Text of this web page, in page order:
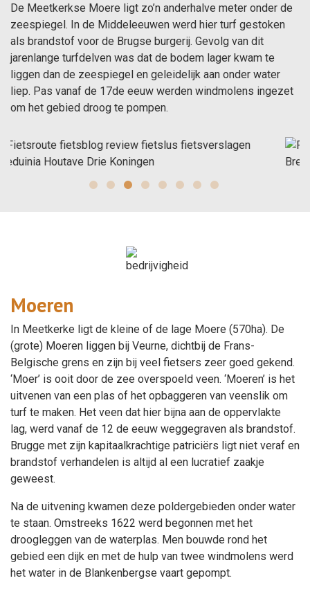
De Meetkerkse Moere ligt zo’n anderhalve meter onder de
zeespiegel. In de Middeleeuwen werd hier turf gestoken
als brandstof voor de Brugse burgerij. Gevolg van dit
jarenlange turfdelven was dat de bodem lager kwam te
liggen dan de zeespiegel en geleidelijk aan onder water
liep. Pas vanaf de 17de eeuw werden windmolens ingezet
om het gebied droog te pompen.
Moeren
In Meetkerke ligt de kleine of de lage Moere (570ha). De
(grote) Moeren liggen bij Veurne, dichtbij de Frans-
Belgische grens en zijn bij veel fietsers zeer goed gekend.
‘Moer’ is ooit door de zee overspoeld veen. ‘Moeren’ is het
uitvenen van een plas of het opbaggeren van veenslik om
turf te maken. Het veen dat hier bijna aan de oppervlakte
lag, werd vanaf de 12 de eeuw weggegraven als brandstof.
Brugge met zijn kapitaalkrachtige patriciërs ligt niet veraf en
brandstof verhandelen is altijd al een lucratief zaakje
geweest.
Na de uitvening kwamen deze poldergebieden onder water
te staan. Omstreeks 1622 werd begonnen met het
droogleggen van de waterplas. Men bouwde rond het
gebied een dijk en met de hulp van twee windmolens werd
het water in de Blankenbergse vaart gepompt.